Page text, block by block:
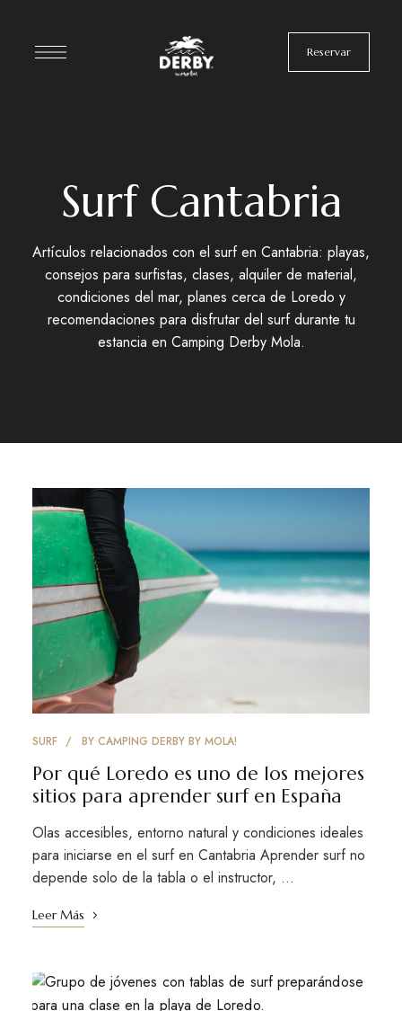
Reservar
Surf Cantabria
Artículos relacionados con el surf en Cantabria: playas,
consejos para surfistas, clases, alquiler de material,
condiciones del mar, planes cerca de Loredo y
recomendaciones para disfrutar del surf durante tu
estancia en Camping Derby Mola.
SURF BY CAMPING DERBY BY MOLA!
Por qué Loredo es uno de los mejores
sitios para aprender surf en España
Olas accesibles, entorno natural y condiciones ideales
para iniciarse en el surf en Cantabria Aprender surf no
depende solo de la tabla o el instructor, …
Leer Más